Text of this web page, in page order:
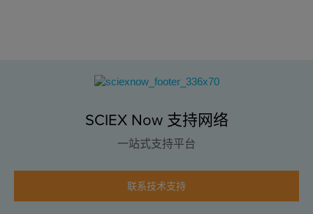
SCIEX Now 支持网络
一站式支持平台
联系技术支持